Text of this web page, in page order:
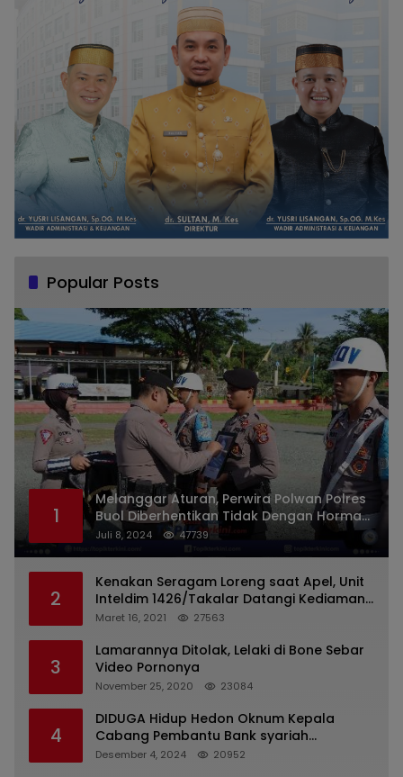
Popular Posts
1
Melanggar Aturan, Perwira Polwan Polres
Buol Diberhentikan Tidak Dengan Hormat
Dari Dinas Kepolisian
Juli 8, 2024 47739
2
Kenakan Seragam Loreng saat Apel, Unit
Inteldim 1426/Takalar Datangi Kediaman
Kasatpol PP
Maret 16, 2021 27563
3
Lamarannya Ditolak, Lelaki di Bone Sebar
Video Pornonya
November 25, 2020 23084
4
DIDUGA Hidup Hedon Oknum Kepala
Cabang Pembantu Bank syariah
Indonesia Unit Hasan Basri di Banjarmasin
Desember 4, 2024 20952